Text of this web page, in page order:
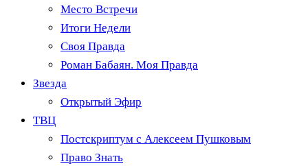
Место Встречи
Итоги Недели
Своя Правда
Роман Бабаян. Моя Правда
Звезда
Открытый Эфир
ТВЦ
Постскриптум с Алексеем Пушковым
Право Знать